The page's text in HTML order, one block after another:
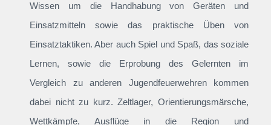
Wissen um die Handhabung von Geräten und
Einsatzmitteln sowie das praktische Üben von
Einsatztaktiken. Aber auch Spiel und Spaß, das soziale
Lernen, sowie die Erprobung des Gelernten im
Vergleich zu anderen Jugendfeuerwehren kommen
dabei nicht zu kurz. Zeltlager, Orientierungsmärsche,
Wettkämpfe, Ausflüge in die Region und